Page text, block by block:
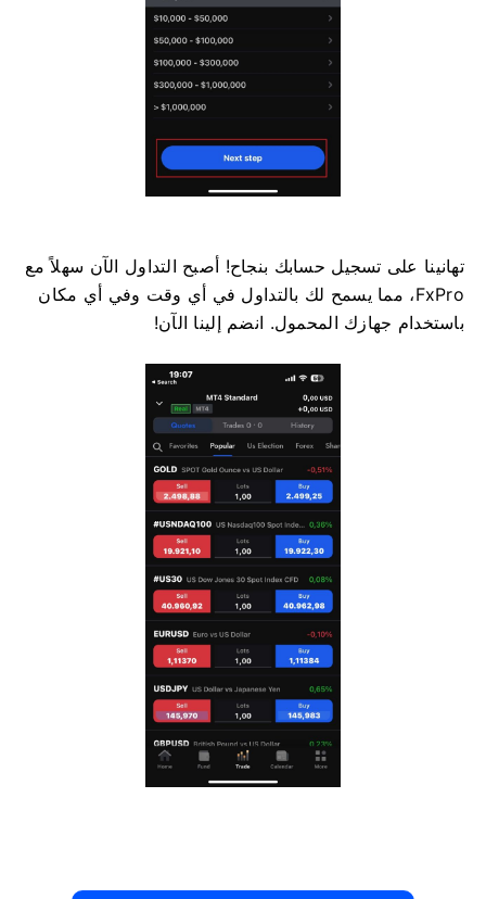
تهانينا على تسجيل حسابك بنجاح! أصبح التداول الآن سهلاً مع
FxPro، مما يسمح لك بالتداول في أي وقت وفي أي مكان
باستخدام جهازك المحمول. انضم إلينا الآن!